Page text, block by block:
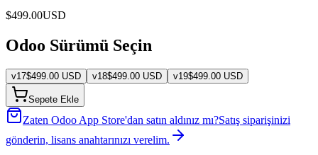
$499.00USD
Odoo Sürümü Seçin
v17$499.00 USD v18$499.00 USD v19$499.00 USD
Sepete Ekle
Zaten Odoo App Store'dan satın aldınız mı?Satış siparişinizi
gönderin, lisans anahtarınızı verelim.